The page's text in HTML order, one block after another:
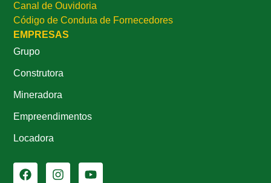
Canal de Ouvidoria
Código de Conduta de Fornecedores
EMPRESAS
Grupo
Construtora
Mineradora
Empreendimentos
Locadora